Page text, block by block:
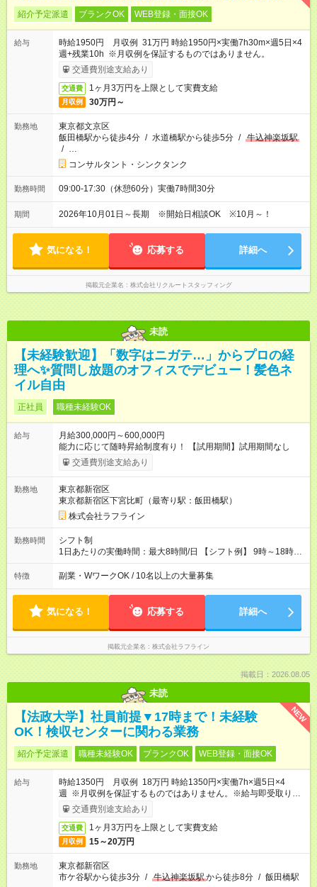
紹介予定派遣 ブランクOK WEB登録・面接OK
給与
時給1950円 月収例 31万円 時給1950円×実働7h30m×週5日×4
週+残業10h ※月収例を保証するものではありません。
交通費別途支給あり
交通費 1ヶ月3万円を上限として実費支給
月収例 30万円～
勤務地
東京都文京区
飯田橋駅から徒歩4分 / 水道橋駅から徒歩5分 / 牛込神楽坂駅
/ …
コンサルタント・シンクタンク
勤務時間 09:00-17:30（休憩60分）実働7時間30分
期間 2026年10月01日～長期 ※開始日相談OK ※10月～！
気になる！ 応募する 詳細へ
掲載元企業名 株式会社リクルートスタッフィング
未読
【未経験歓迎】「数字はニガテ…」からプロの経
理へ✨質問し放題のオフィスでデビュー！髪色ネ
イル自由
正社員 職種未経験OK
給与
月給300,000円～600,000円
能力に応じて随時昇給制度有り！ 【試用期間】試用期間なし
交通費別途支給あり
勤務地
東京都新宿区
東京都新宿区下宮比町（最寄り駅：飯田橋駅）
株式会社ラフライン
勤務時間
シフト制
1日あたりの実働時間：最大8時間/日 【シフト例】 9時～18時
10時～19時 11時～20時 休憩1時間以上！
特徴 副業・WワークOK / 10名以上の大量募集
気になる！ 応募する 詳細へ
掲載元企業名 株式会社ラフライン
掲載日：2026.08.05
未読
NEW
【法政大学】社員前提▼17時まで！未経験
OK！検収センターに関わる業務
紹介予定派遣 職種未経験OK ブランクOK WEB登録・面接OK
給与
時給1350円 月収例 18万円 時給1350円×実働7h×週5日×4
週 ※月収例を保証するものではありません。※給与即受取りサ
ービス利用可（利用条件有）
交通費別途支給あり
交通費 1ヶ月3万円を上限として実費支給
月収例 15～20万円
勤務地
東京都新宿区
市ケ谷駅から徒歩3分 / 牛込神楽坂駅から徒歩8分 / 飯田橋駅